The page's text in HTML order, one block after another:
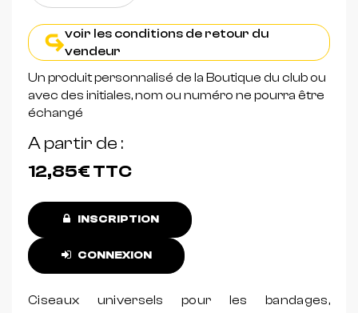
voir les conditions de retour du
vendeur
Un produit personnalisé de la Boutique du club ou
avec des initiales, nom ou numéro ne pourra être
échangé
A partir de
12,85€TTC
INSCRIPTION
CONNEXION
Ciseaux universels pour les bandages,